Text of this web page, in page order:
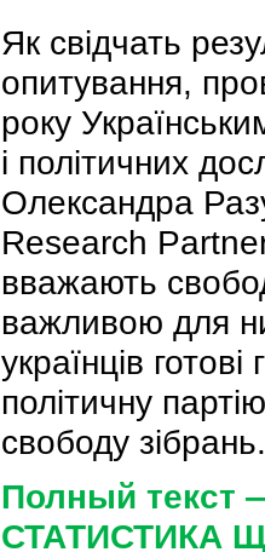
Як свідчать
опитування,
року
і політичних
Олександра
Research
вважають
важливою для
українців
політичну
свободу зібрань.
Полный текст
СТАТИСТИКА